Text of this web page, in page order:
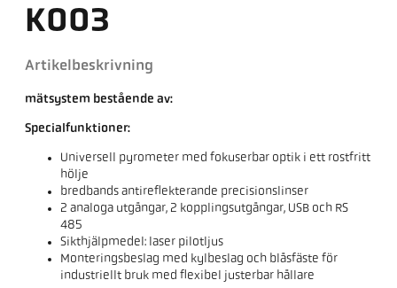
K003
Artikelbeskrivning
mätsystem bestående av:
Specialfunktioner:
Universell pyrometer med fokuserbar optik i ett rostfritt
hölje
bredbands antireflekterande precisionslinser
2 analoga utgångar, 2 kopplingsutgångar, USB och RS
485
Sikthjälpmedel: laser pilotljus
Monteringsbeslag med kylbeslag och blåsfäste för
industriellt bruk med flexibel justerbar hållare